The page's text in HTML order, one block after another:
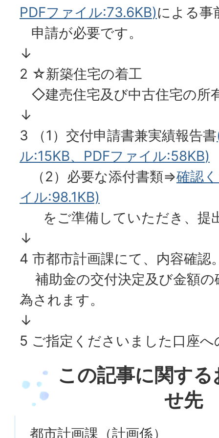
PDFファイル:73.6KB)による事
申請が必要です。
↓
2 ☆新築住宅の着工
◇建売住宅及び中古住宅の所
↓
3 （1）交付申請書兼実績報告書
ル:15KB、 PDFファイル:58KB)
（2）必要な添付書類⇒確認
イル:98.1KB)
をご準備していただき、提
↓
4 市都市計画課にて、内容確認
補助金の交付決定及び金額の
為されます。
↓
5 ご指定くださいました口座へ
この記事に関す
せ先
都市計画課（計画係）